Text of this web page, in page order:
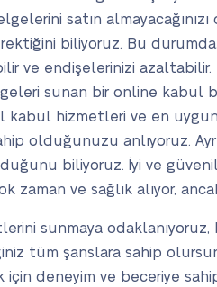
satın almayacağınızı
biliyoruz. Bu
ve endişelerinizi
sunan bir online kabul
kabul hizmetleri ve en
olduğunuzu anlıyoruz.
biliyoruz. İyi ve
ve sağlık alıyor,
sunmaya
tüm şanslara sahip
için deneyim ve beceriye